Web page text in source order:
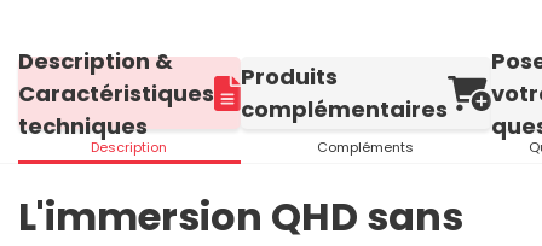
Description &
Caractéristiques
techniques
Description
Produits
complémentaires
Compléments
L'immersion QHD sans